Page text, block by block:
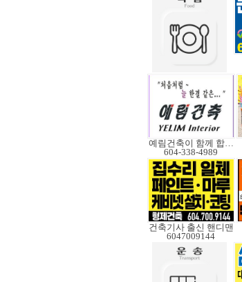
예림건축이 함께 합니다
604-338-4989
건축기사 출신 핸디맨
6047009144